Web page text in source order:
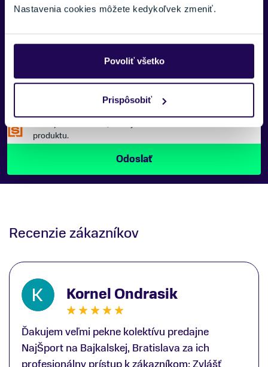
Nastavenia cookies môžete kedykoľvek zmeniť.
Povoliť všetko
Prispôsobiť
Zobraziť viac
produktu.
Recenzie zákazníkov
Kornel Ondrasik
Ďakujem veľmi pekne kolektívu predajne
NajŠport na Bajkalskej, Bratislava za ich